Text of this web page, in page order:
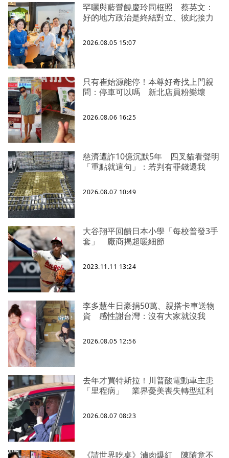
罕曬與藍營饒慶玲同框照 蔡英文：
好的地方政治是終結對立、彼此接力
2026.08.05 15:07
只有崔始源能停！本尊好奇找上門親
問：停車可以嗎 新北店員粉樂壞
2026.08.06 16:25
慈濟遭詐10億沉默5年 四叉貓看聲明
「重點就這句」：若判有罪錢還我
2026.08.07 10:49
大谷翔平回饋日本小學「每校普發3手
套」 廠商揭超暖細節
2023.11.11 13:24
李多慧生日豪捐50萬、親搭卡車送物
資 感性謝台灣：沒有大家就沒我
2026.08.05 12:56
去年才買特斯拉！川普酸電動車主患
「里程病」 業界憂美喪失轉型紅利
2026.08.07 08:23
《請世界吃桌》滷肉爆紅 陳隨意不